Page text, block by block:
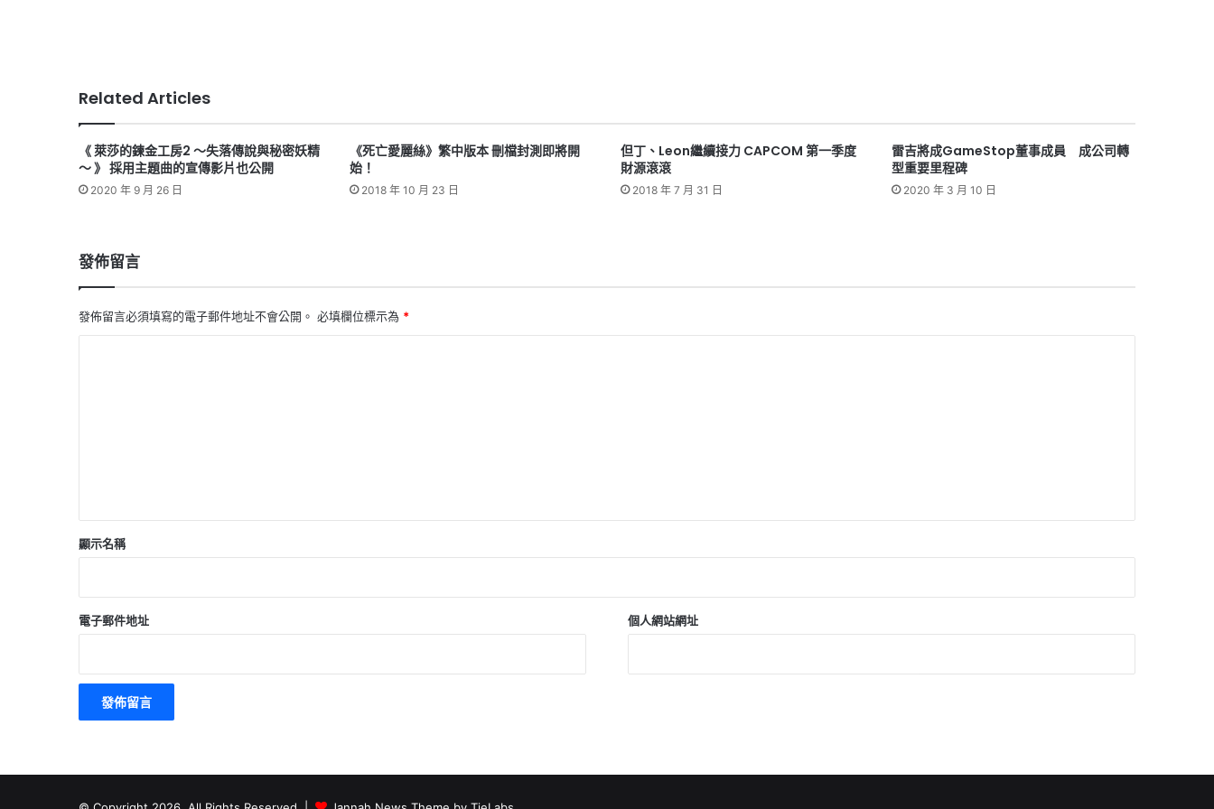
Related Articles
《 萊莎的鍊金工房2 ～失落傳說與秘密妖精
～ 》 採用主題曲的宣傳影片也公開
2020 年 9 月 26 日
《死亡愛麗絲》繁中版本 刪檔封測即將開
始！
2018 年 10 月 23 日
但丁、Leon繼續接力 CAPCOM 第一季度
財源滾滾
2018 年 7 月 31 日
雷吉將成GameStop董事成員 成公司轉
型重要里程碑
2020 年 3 月 10 日
發佈留言
發佈留言必須填寫的電子郵件地址不會公開。 必填欄位標示為 *
顯示名稱
電子郵件地址 個人網站網址